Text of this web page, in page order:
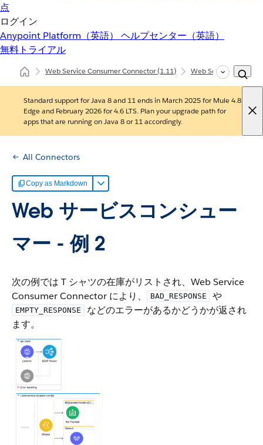
点
ログイン
Anypoint Platform（英語） ヘルプセンター（英語）
無料トライアル
Web Service Consumer Connector(1.11) Web Service
Standard support for Java 8 and 11 ends in March 2025 for Mule 4.8
Edge and February 2026 for 4.6 LTS. Plan your upgrade path for
apps that are running on Java 8 or 11 accordingly.
All Connectors
Copy as Markdown
Web サービスコンシュー
マー - 例 2
次の例では T シャツの在庫がリストされ、Web Service
Consumer Connector により、​
BAD_RESPONSE ​ や ​
EMPTY_RESPONSE
​ などのエラーがあるかどうかが返され
ます。